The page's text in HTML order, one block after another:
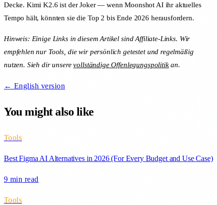
Decke. Kimi K2.6 ist der Joker — wenn Moonshot AI ihr aktuelles
Tempo hält, könnten sie die Top 2 bis Ende 2026 herausfordern.
Hinweis: Einige Links in diesem Artikel sind Affiliate-Links. Wir
empfehlen nur Tools, die wir persönlich getestet und regelmäßig
nutzen. Sieh dir unserevollständige Offenlegungspolitikan.
← English version
You might also like
Tools
Best Figma AI Alternatives in 2026 (For Every Budget and Use Case)
9 min read
Tools